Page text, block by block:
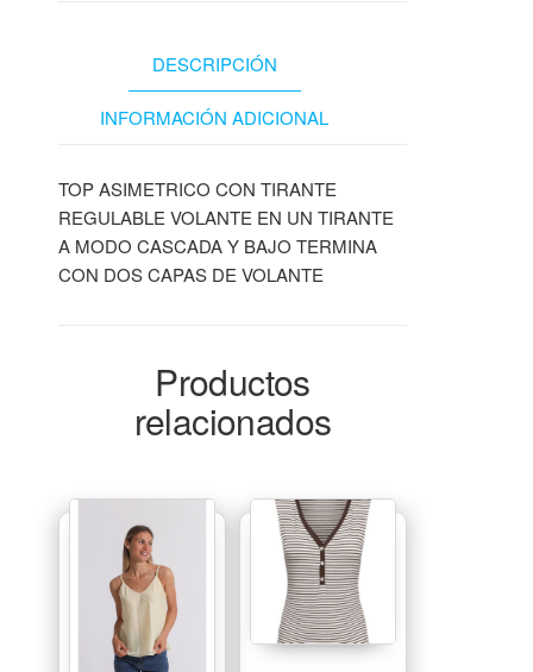
DESCRIPCIÓN
INFORMACIÓN ADICIONAL
TOP ASIMETRICO CON TIRANTE
REGULABLE VOLANTE EN UN TIRANTE
A MODO CASCADA Y BAJO TERMINA
CON DOS CAPAS DE VOLANTE
Productos
relacionados